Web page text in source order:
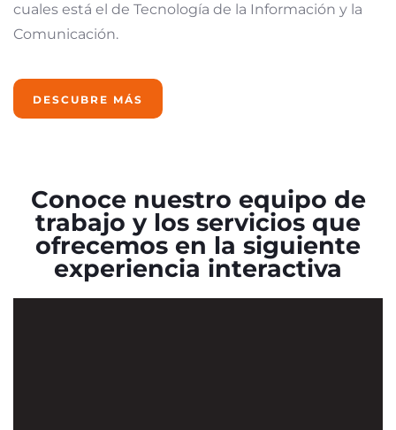
cuales está el de Tecnología de la Información y la
Comunicación.
DESCUBRE MÁS
Conoce nuestro equipo de
trabajo y los servicios que
ofrecemos en la siguiente
experiencia interactiva